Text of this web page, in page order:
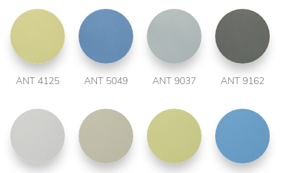
ANT 4125 ANT 5049 ANT 9037 ANT 9162